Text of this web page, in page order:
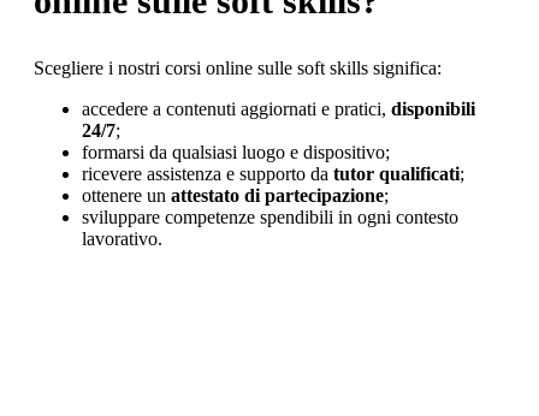
Scegliere i nostri corsi online sulle soft skills significa:
accedere a contenuti aggiornati e pratici, disponibili
24/7;
formarsi da qualsiasi luogo e dispositivo;
ricevere assistenza e supporto da tutor qualificati;
ottenere un attestato di partecipazione;
sviluppare competenze spendibili in ogni contesto
lavorativo.